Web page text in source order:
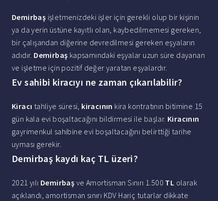
Demirbaş işletmenizdeki işler için gerekli olup bir kişinin
ya da yerin üstüne kayıtlı olan, kaybedilmemesi gereken,
bir çalışandan diğerine devredilmesi gereken eşyaların
adıdır. Demirbaş kapsamındaki eşyalar uzun süre dayanan
ve işletme için pozitif değer yaratan eşyalardır.
Ev sahibi kiracıyı ne zaman çıkarılabilir?
Kiracı tahliye süresi, kiracının kira kontratının bitimine 15
gün kala evi boşaltacağını bildirmesi ile başlar. Kiracının
gayrimenkul sahibine evi boşaltacağını belirttiği tarihe
uyması gerekir.
Demirbaş kaydı kaç TL üzeri?
2021 yılı Demirbaş ve Amortisman Sınırı 1.500 TL olarak
açıklandı, amortisman sınırı KDV Hariç tutarlar dikkate